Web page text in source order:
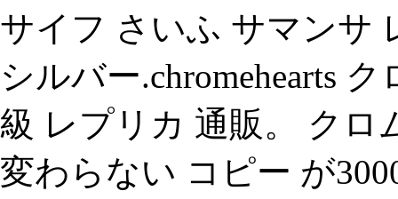
サイフ さいふ サマンサ
シルバー.chromehearts
級 レプリカ 通販。 クロ
変わらない コピー が